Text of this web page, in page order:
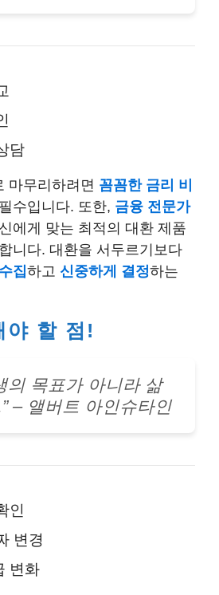
담
마무리하려면 꼼꼼한 금리 비
수입니다. 또한, 금융 전문가
에게 맞는 최적의 대환 제품
니다. 대환을 서두르기보다
집하고 신중하게 결정하는
야 할 점!
의 목표가 아니라 삶
– 앨버트 아인슈타인
인
변경
변화